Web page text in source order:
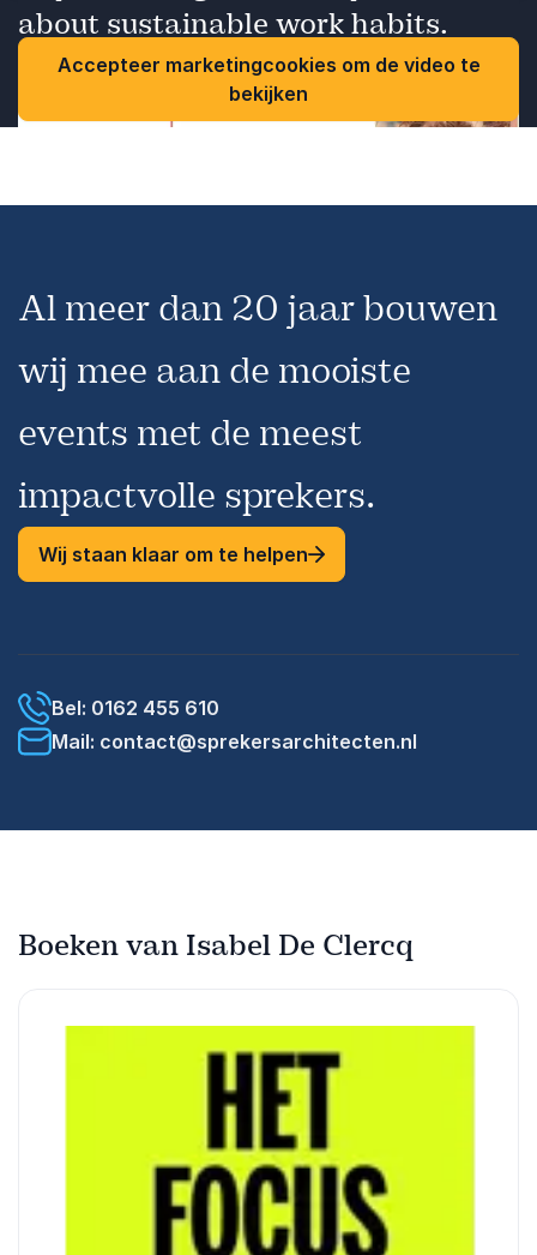
tools laat Isabel zien hoe duurzaam werk écht
vorm krijgt.
about sustainable work habits.
Accepteer marketingcookies om de video te
bekijken
Al meer dan 20 jaar bouwen
wij mee aan de mooiste
events met de meest
impactvolle sprekers.
Wij staan klaar om te helpen
Bel: 0162 455 610
Mail: contact@sprekersarchitecten.nl
Boeken van Isabel De Clercq